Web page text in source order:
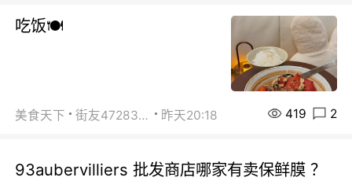
吃饭🍽️
美食天下 街友472838572 昨天20:18 419 2
93aubervilliers 批发商店哪家有卖保鲜膜 ？